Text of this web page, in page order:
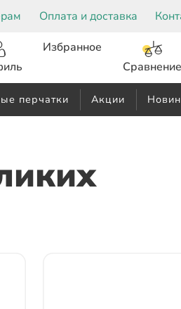
Оплата и доставка
Избранное
Сравнение
перчатки Акции